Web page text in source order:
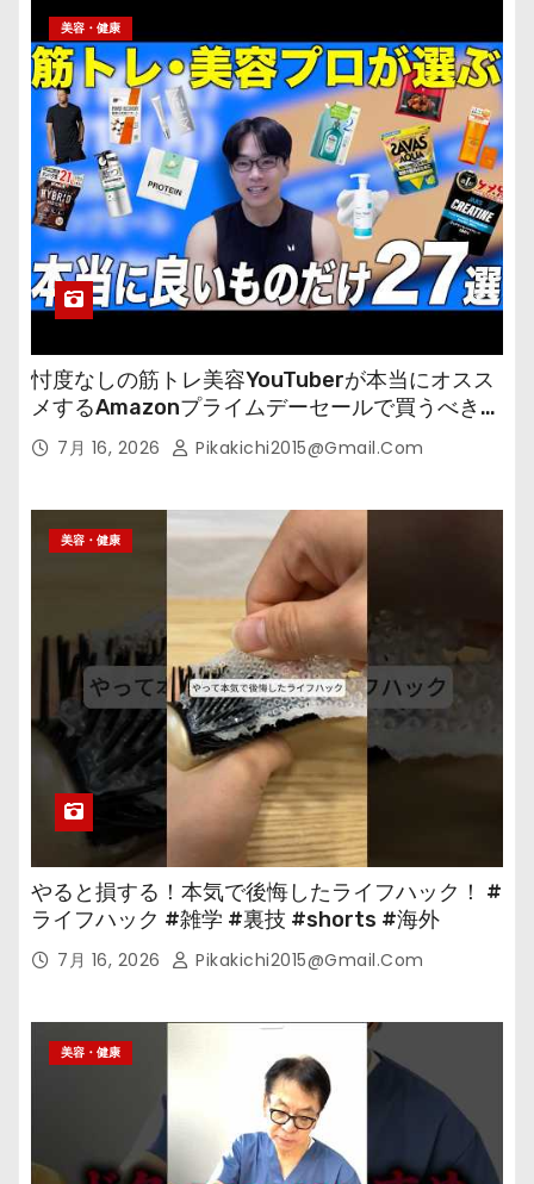
美容・健康
忖度なしの筋トレ美容YouTuberが本当にオスス
メするAmazonプライムデーセールで買うべきも
の 7月 16, 2026 Pikakichi2015@gmail.com
美容・健康
やると損する！本気で後悔したライフハック！ #
ライフハック #雑学 #裏技 #shorts #海外
7月 16, 2026 Pikakichi2015@gmail.com
美容・健康